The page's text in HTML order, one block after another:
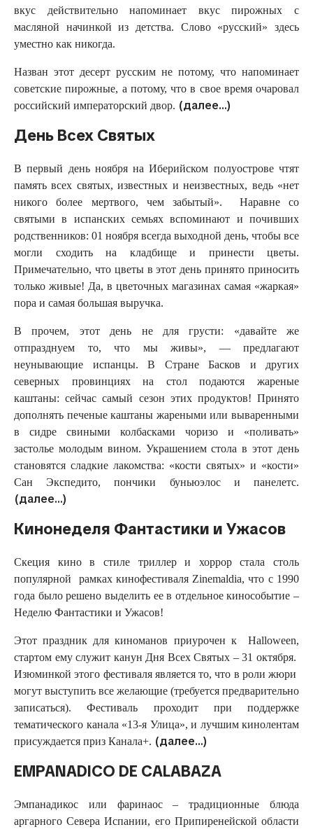
вкус действительно напоминает вкус пирожных с
масляной начинкой из детства. Слово «русский» здесь
уместно как никогда.
Назван этот десерт русским не потому, что напоминает
советские пирожные, а потому, что в свое время очаровал
российский императорский двор. (далее…)
День Всех Святых
В первый день ноября на Иберийском полуострове чтят
память всех святых, известных и неизвестных, ведь «нет
никого более мертвого, чем забытый». Наравне со
святыми в испанских семьях вспоминают и почивших
родственников: 01 ноября всегда выходной день, чтобы все
могли сходить на кладбище и принести цветы.
Примечательно, что цветы в этот день принято приносить
только живые! Да, в цветочных магазинах самая «жаркая»
пора и самая большая выручка.
В прочем, этот день не для грусти: «давайте же
отпразднуем то, что мы живы», — предлагают
неунывающие испанцы. В Стране Басков и других
северных провинциях на стол подаются жареные
каштаны: сейчас самый сезон этих продуктов! Принято
дополнять печеные каштаны жареными или вываренными
в сидре свиными колбасками чоризо и «поливать»
застолье молодым вином. Украшением стола в этот день
становятся сладкие лакомства: «кости святых» и «кости»
Сан Экспедито, пончики буньюэлос и панелетс.
(далее…)
Кинонеделя Фантастики и Ужасов
Скеция кино в стиле триллер и хоррор стала столь
популярной рамках кинофестиваля Zinemaldia, что с 1990
года было решено выделить ее в отдельное кинособытие –
Неделю Фантастики и Ужасов!
Этот праздник для киноманов приурочен к Halloween,
стартом ему служит канун Дня Всех Святых – 31 октября.
Изюминкой этого фестиваля является то, что в роли жюри
могут выступить все желающие (требуется предварительно
записаться). Фестиваль проходит при поддержке
тематического канала «13-я Улица», и лучшим кинолентам
присуждается приз Канала+. (далее…)
EMPANADICO DE CALABAZA
Эмпанадикос или фаринаос – традиционные блюда
аргарного Севера Испании, его Припиренейской области